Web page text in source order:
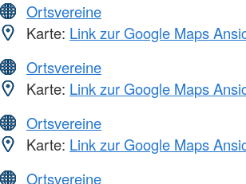
Ortsvereine
Karte: Link zur Google Maps
Ortsvereine
Karte: Link zur Google Maps
Ortsvereine
Karte: Link zur Google Maps
Ortsvereine